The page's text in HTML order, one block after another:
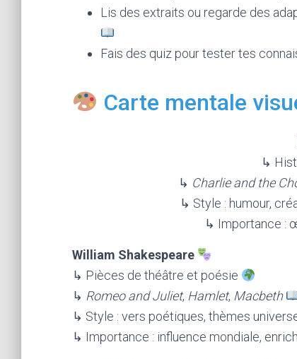
Lis des extraits ou regarde des
Fais des quiz pour tester tes
Carte mentale
↳
↳ Charlie and the
↳ Style : humour,
↳ Importance :
William Shakespeare
↳ Pièces de théâtre et poésie
↳ Romeo and Juliet, Hamlet, Macbeth
↳ Style : vers poétiques, thèmes
↳ Importance : influence mondiale,